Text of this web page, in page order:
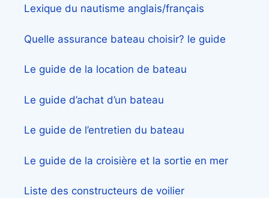
Lexique du nautisme anglais/français
Quelle assurance bateau choisir? le guide
Le guide de la location de bateau
Le guide d’achat d’un bateau
Le guide de l’entretien du bateau
Le guide de la croisière et la sortie en mer
Liste des constructeurs de voilier